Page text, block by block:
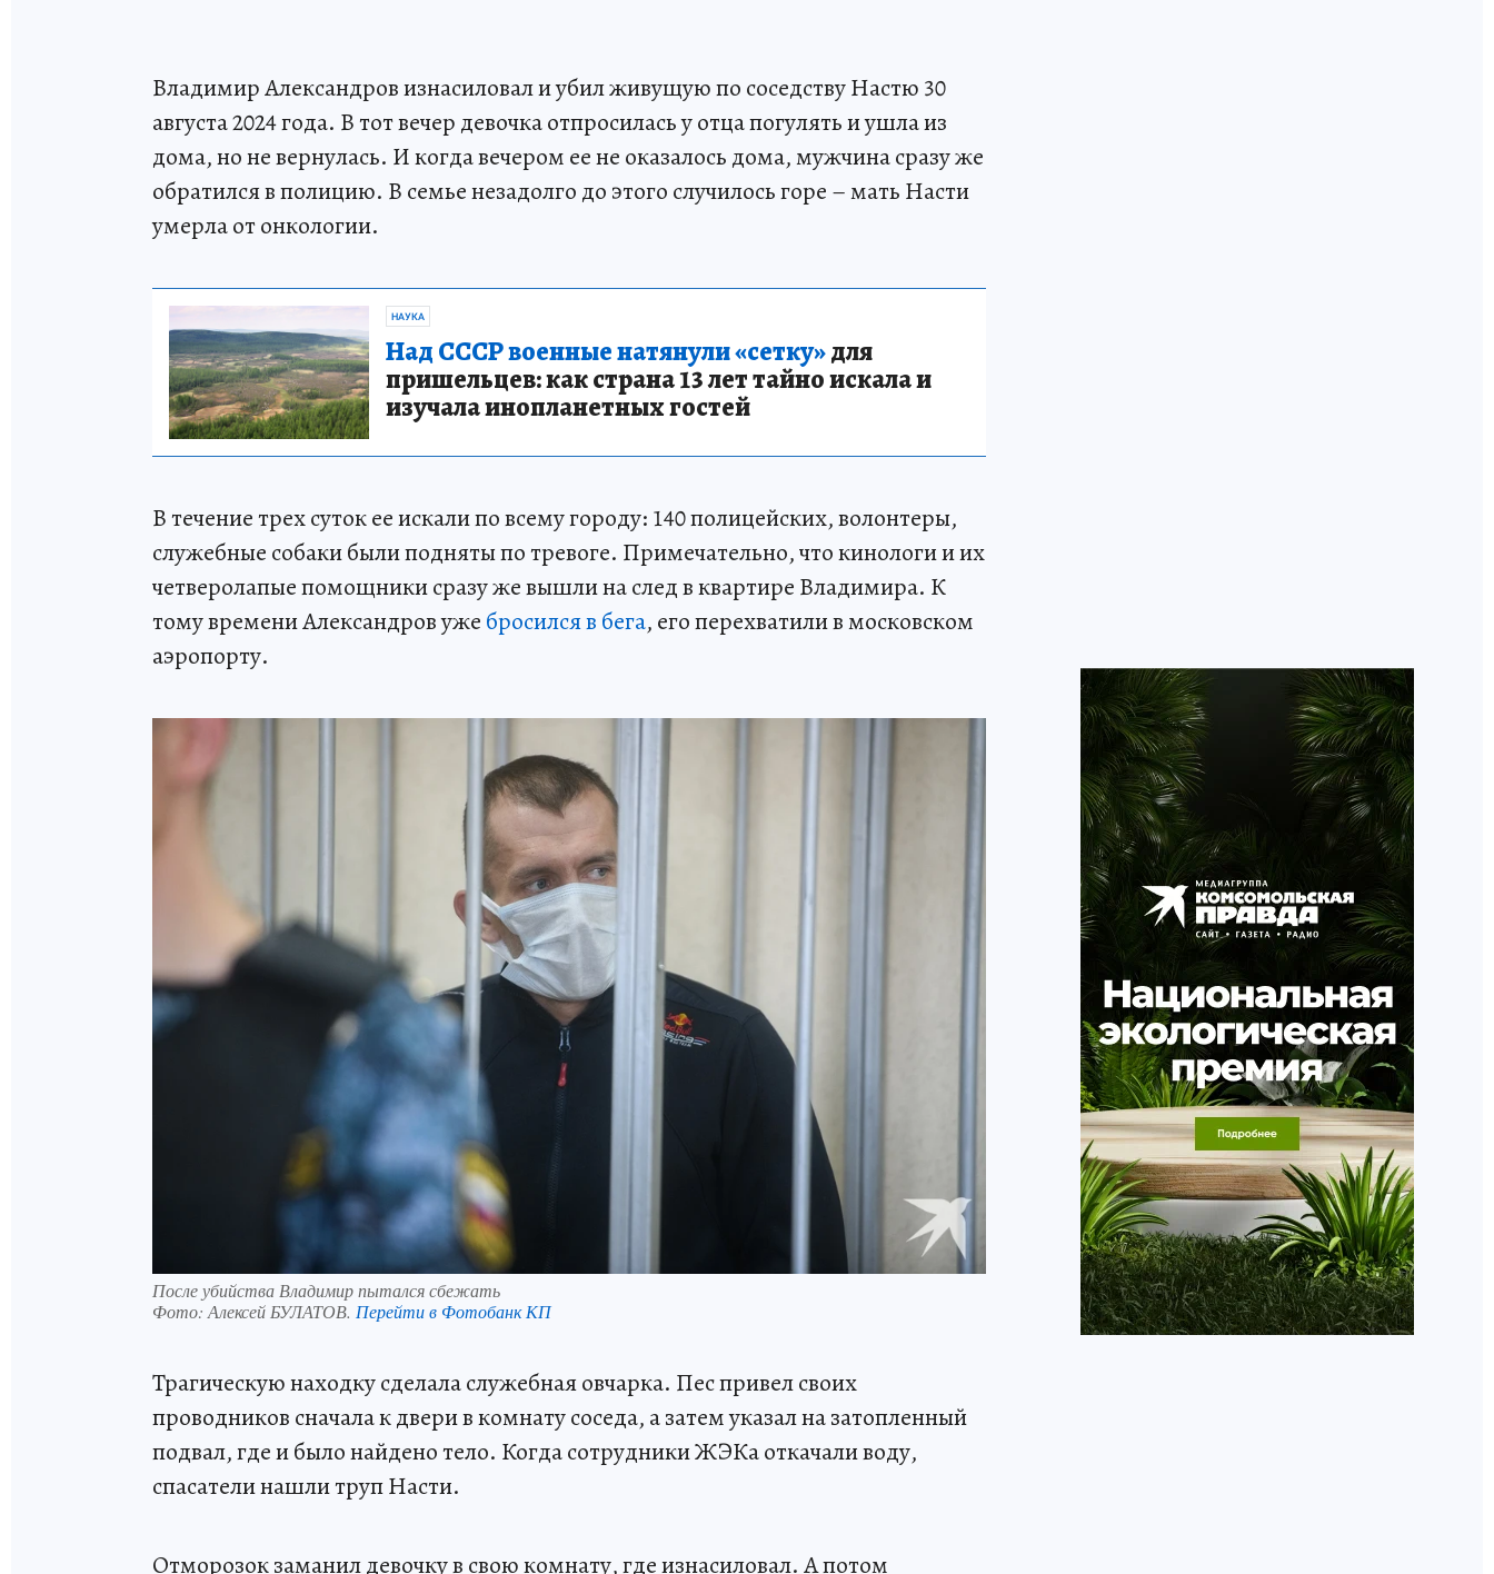
Владимир Александров изнасиловал и убил живущую по соседству Настю 30
августа 2024 года. В тот вечер девочка отпросилась у отца погулять и ушла из
дома, но не вернулась. И когда вечером ее не оказалось дома, мужчина сразу же
обратился в полицию. В семье незадолго до этого случилось горе – мать Насти
умерла от онкологии.
НАУКА
Над СССР военные натянули «сетку»для
пришельцев: как страна 13 лет тайно искала и
изучала инопланетных гостей
В течение трех суток ее искали по всему городу: 140 полицейских, волонтеры,
служебные собаки были подняты по тревоге. Примечательно, что кинологи и их
четверолапые помощники сразу же вышли на след в квартире Владимира. К
тому времени Александров уже бросился в бега, его перехватили в московском
аэропорту.
После убийства Владимир пытался сбежать
Фото: Алексей БУЛАТОВ. Перейти в Фотобанк КП
Трагическую находку сделала служебная овчарка. Пес привел своих
проводников сначала к двери в комнату соседа, а затем указал на затопленный
подвал, где и было найдено тело. Когда сотрудники ЖЭКа откачали воду,
спасатели нашли труп Насти.
Отморозок заманил девочку в свою комнату, где изнасиловал. А потом